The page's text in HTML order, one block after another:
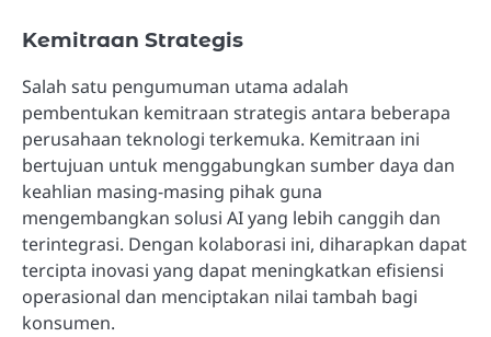
Kemitraan Strategis
Salah satu pengumuman utama adalah
pembentukan kemitraan strategis antara beberapa
perusahaan teknologi terkemuka. Kemitraan ini
bertujuan untuk menggabungkan sumber daya dan
keahlian masing-masing pihak guna
mengembangkan solusi AI yang lebih canggih dan
terintegrasi. Dengan kolaborasi ini, diharapkan dapat
tercipta inovasi yang dapat meningkatkan efisiensi
operasional dan menciptakan nilai tambah bagi
konsumen.